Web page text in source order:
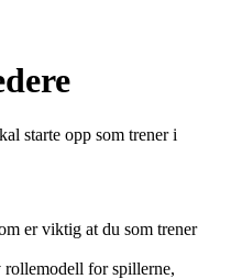
starte opp som trener i
er viktig at du som trener
for spillerne,